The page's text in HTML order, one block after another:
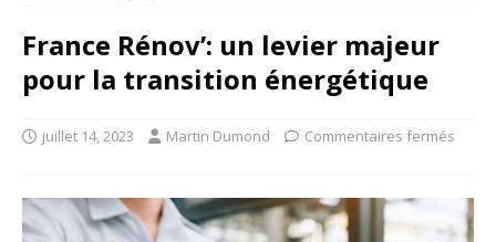
France Rénov’: un levier majeur
pour la transition énergétique
juillet 14, 2023 Martin Dumond Commentaires fermés